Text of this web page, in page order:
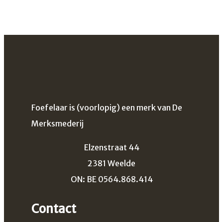
Foefelaar is (voorlopig) een merk van De
Merksmederij
Elzenstraat 44
2381 Weelde
ON: BE 0564.868.414
Contact